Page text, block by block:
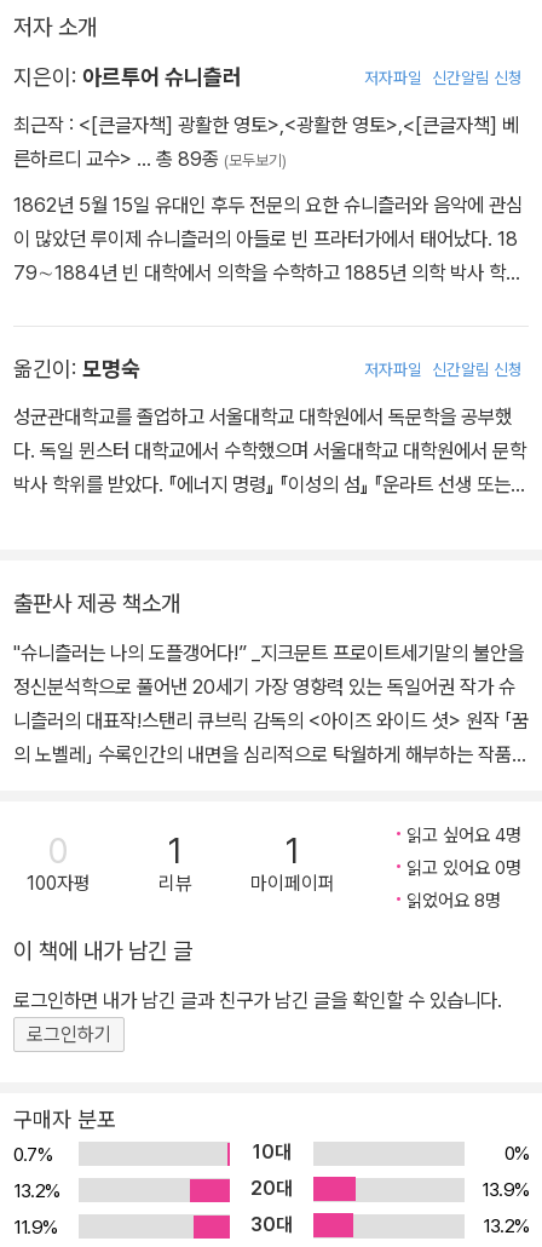
보고 더이상 성적 매력이 없는 자신을 확인한다. 자의식이 강하고 지
적인 마르콜리나는 카사노바의 저명한 이름에도, 그의 매혹적이고 탐
르콜리나의 사랑을 얻고자 젊고 매력적인 남자 로렌치로 변장하고 마
르콜리나와 성적 합일을 이루는 사기극을 벌이게 되는데……
「꿈의 노벨레」
프리돌린과 알베르티네 부부는 지난여름 휴가 때 덴마크에서 각자 겪
를 보이는 반면, 산책 도중 알몸의 소녀에게 매혹당한 남편 프리돌린
은 무력감을 느끼고 머뭇거린다. 아내는 용기 없는 남편의 태도를 비
난하고, 이에 상처를 입은 남편은 자신의 남성성을 시험하기 시작한
다. 이때부터 그에게 꿈같은 현실이 전개된다. 환자의 딸에게 받은 사
에서 프리돌린은 회원이 아닌 사실이 들통 나 목숨의 위협을 받지만
생면부지의 여자가 그를 대신해 희생한다. 반면 아내 알베르티네는
꿈속에서 남성성을 보여주지 못한 프리돌린을 겁쟁이라고 조롱하고
그를 죽게 내버려두며 자신은 에로스적 판타지를 충족시키는데……
저자 소개
지은이: 아르투어 슈니츨러 저자파일 신간알림 신청
최근작 : <[큰글자책] 광활한 영토> <광활한 영토> <[큰글자책] 베
른하르디 교수> … 총 89종 (모두보기)
1862년 5월 15일 유대인 후두 전문의 요한 슈니츨러와 음악에 관심
이 많았던 루이제 슈니츨러의 아들로 빈 프라터가에서 태어났다. 18
79∼1884년 빈 대학에서 의학을 수학하고 1885년 의학 박사 학위
병원에서 보조 의사로 근무했다. 작품 활동 초기인 1890년부터 189
9년까지 후고 폰 호프만스탈과 함께 ‘빈 모더니즘’의 일원으로 활동
했다. 이 시기 슈니츨러는 오스트리아−헝가리 제국의 사회상과 세기
말 현상을 비판한 가장 중요한 작가 중 한 사람으로 자리매김하게 된
지만 검열로 인해 공연 금지 처분을 받는다. 이어 단편 〈죽은 자는 말
이 없다〉를 발표했다. 1899년부터 작품 활동 중기에 해당되는 1921
년까지, 슈니츨러는 심리학적 주제뿐만 아니라 사회 비판적인 주제를
다룬 극작품을 다수 집필했다. 〈초록 앵무새〉(1899), 소설 《구스틀
소위》(1900)가 이 시기 대표작이다. 1903년 여배우 올가 구스만과
표된 유일한 희비극 〈광활한 땅〉은 슈니츨러 극작품 중 공연 측면에서
가장 인기 있는 작품으로 평가받는다. 바로 뒤이어 발표된 〈베른하르
디 교수〉(1912)는 반유대주의 문제를 전면적으로 다룬 5막 희극으
로, 검열법에 따라 빈이 아닌 베를린에서 초연되었다. 이혼 이후 슈니
기말 개인의 운명을 심리학적으로 묘사한 단편들을 포함 소설 집필에
주력한다. 1923년에는 오스트리아 펜(PEN) 클럽 초대 회장으로 선
5)를 연이어 발표한다. 1926년 슈니츨러는 부르크극장의 명예 반지
를 받는다. 1928년 두 번째이자 마지막 장편 소설 《테레제. 여성의
삶의 연대기》를 발표한다. 1931년 10월 21일 빈에서 뇌출혈로 사망
한다.
옮긴이: 모명숙 저자파일 신간알림 신청
성균관대학교를 졸업하고 서울대학교 대학원에서 독문학을 공부했
다. 독일 뮌스터 대학교에서 수학했으며 서울대학교 대학원에서 문학
박사 학위를 받았다. 『에너지 명령』 『이성의 섬』 『운라트 선생 또는
출판사 제공 책소개
"슈니츨러는 나의 도플갱어다!” _지크문트 프로이트세기말의 불안을
정신분석학으로 풀어낸 20세기 가장 영향력 있는 독일어권 작가 슈
니츨러의 대표작!스탠리 큐브릭 감독의 <아이즈 와이드 셧> 원작 「꿈
의 노벨레」 수록인간의 내면을 심리적으로 탁월하게 해부하는 작품들
대표작. 슈니츨러는 1890년부터 후고 폰 호프만슈탈, 리하르트 베어
호프만 등과 함께 세기말 빈의 모더니즘 형성에 기여한 대표 작가로
꼽힌다. 의사의 아들로 태어나 빈 대학에서 의학을 공부해 의사로 일
의 불안과 20세기 초 가치관의 붕괴로 인해 혼란스러워하는 인간 내
면을 통찰한다. 작품 속에서 당시 시민사회의 터부인 죽음, 섹슈얼리
티, 애욕적인 삶의 복잡함, 삶에 대한 거짓된 환상에서 오는 병적인 정
신세계를 보여주면서 인간의 심리를 파헤치는 동시에 시민계급의 정
은 불멸의 남성성을 대변하는 실존 인물 카사노바의 노년을 재구성한
작품으로, 카사노바가 정체성을 상실해가는 과정을 심리학적으로 밀
도 높게 그린다.「꿈의 노벨레」는 모범적이고 행복해 보이는 부부의 감
춰진 성적 욕망을 성찰한 작품으로, 스탠리 큐브릭 감독이 <아이즈
0
100자평
1
리뷰
1
마이페이퍼
읽고 싶어요 4명
읽고 있어요 0명
읽었어요 8명
이 책에 내가 남긴 글
로그인하면 내가 남긴 글과 친구가 남긴 글을 확인할 수 있습니다.
로그인하기
구매자 분포
0.7% 10대
0%
13.2%
20대
13.9%
11.9%
30대
13.2%